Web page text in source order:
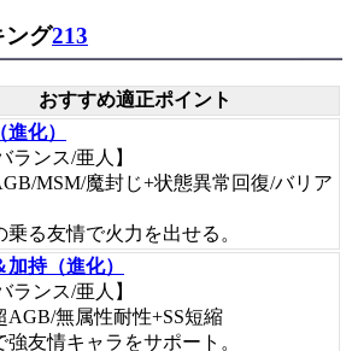
ング213
おすすめ適正ポイント
化）
ランス/亜人】
MSM/魔封じ+状態異常回復/バリア
乗る友情で火力を出せる。
加持（進化）
ランス/亜人】
AGB/無属性耐性+SS短縮
強友情キャラをサポート。